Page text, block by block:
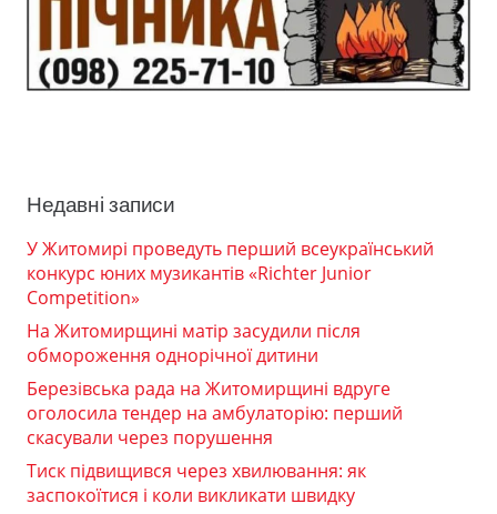
Недавні записи
У Житомирі проведуть перший всеукраїнський
конкурс юних музикантів «Richter Junior
Competition»
На Житомирщині матір засудили після
обмороження однорічної дитини
Березівська рада на Житомирщині вдруге
оголосила тендер на амбулаторію: перший
скасували через порушення
Тиск підвищився через хвилювання: як
заспокоїтися і коли викликати швидку